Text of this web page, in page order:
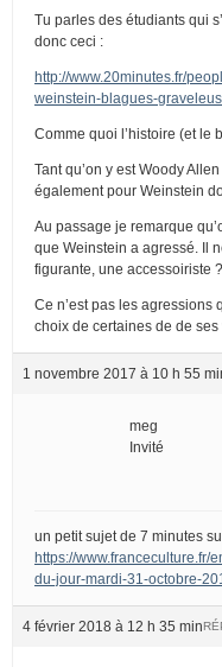
Tu parles des étudiants qui
donc ceci :
http://www.20minutes.fr/
weinstein-blagues-
Comme quoi l’histoire (et le
Tant qu’on y est Woody
également pour Weinstein
Au passage je remarque
que Weinstein a agressé. Il
figurante, une accessoiriste
Ce n’est pas les agressions
choix de certaines de de ses
1 novembre 2017 à 10 h 55
meg
Invité
un petit sujet de 7 minutes
https://www.franceculture.fr/
du-jour-mardi-31-octobre-
4 février 2018 à 12 h 35 min